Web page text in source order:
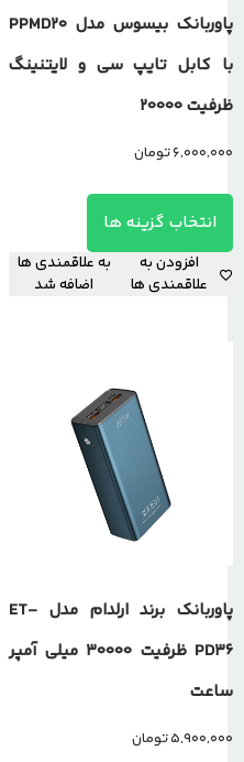
پاوربانک بیسوس مدل PPMD20
با کابل تایپ سی و لایتنینگ
ظرفیت 20000
6,000,000تومان
انتخاب گزینه ها
افزودن به
علاقمندی ها
به علاقمندی ها
اضافه شد
پاوربانک برند ارلدام مدل ET-
PD36 ظرفیت 30000 میلی آمپر
ساعت
5,900,000تومان